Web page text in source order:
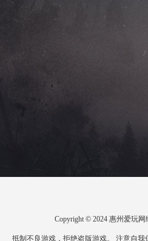
Copyright © 2024 惠州爱玩
抵制不良游戏，拒绝盗版游戏。 注意自